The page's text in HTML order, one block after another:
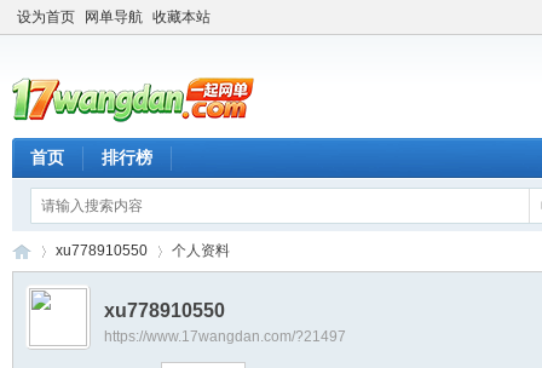
设为首页 网单导航 收藏本站
首页 排行榜
›
xu778910550 个人资料
xu778910550
https://www.17wangdan.com/?21497